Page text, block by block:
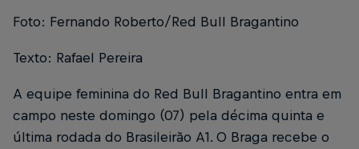
Foto: Fernando Roberto/Red Bull Bragantino
Texto: Rafael Pereira
A equipe feminina do Red Bull Bragantino entra em
campo neste domingo (07) pela décima quinta e
última rodada do Brasileirão A1. O Braga recebe o